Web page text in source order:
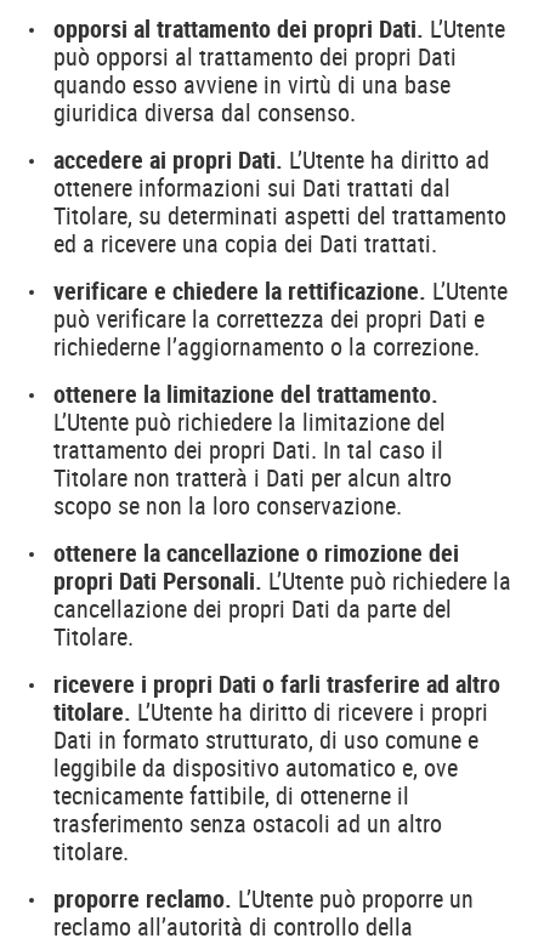
opporsi al trattamento dei propri Dati. L’Utente
può opporsi al trattamento dei propri Dati
quando esso avviene in virtù di una base
giuridica diversa dal consenso.
accedere ai propri Dati. L’Utente ha diritto ad
ottenere informazioni sui Dati trattati dal
Titolare, su determinati aspetti del trattamento
ed a ricevere una copia dei Dati trattati.
verificare e chiedere la rettificazione. L’Utente
può verificare la correttezza dei propri Dati e
richiederne l’aggiornamento o la correzione.
ottenere la limitazione del trattamento.
L’Utente può richiedere la limitazione del
trattamento dei propri Dati. In tal caso il
Titolare non tratterà i Dati per alcun altro
scopo se non la loro conservazione.
ottenere la cancellazione o rimozione dei
propri Dati Personali. L’Utente può richiedere la
cancellazione dei propri Dati da parte del
Titolare.
ricevere i propri Dati o farli trasferire ad altro
titolare. L’Utente ha diritto di ricevere i propri
Dati in formato strutturato, di uso comune e
leggibile da dispositivo automatico e, ove
tecnicamente fattibile, di ottenerne il
trasferimento senza ostacoli ad un altro
titolare.
proporre reclamo. L’Utente può proporre un
reclamo all’autorità di controllo della